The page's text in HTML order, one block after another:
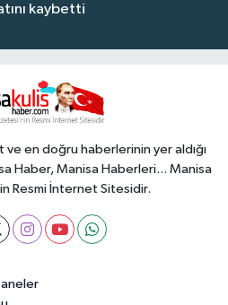
kaybetti
ve en doğru haberlerinin yer aldığı
Haber, Manisa Haberleri... Manisa
Resmi İnternet Sitesidir.